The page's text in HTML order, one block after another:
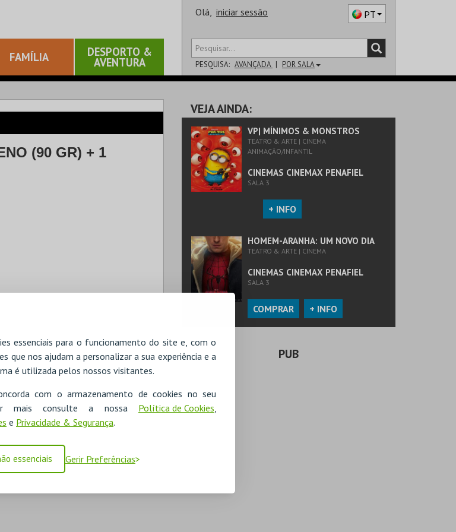
essenciais para o funcionamento do site e, com o
que nos ajudam a personalizar a sua experiência e a
é utilizada pelos nossos visitantes.
com o armazenamento de cookies no seu
mais consulte a nossa Política de Cookies
e Privacidade & Segurança.
essenciais Gerir Preferências
FAMÍLIA DESPORTO &
AVENTURA
Olá, iniciar sessão PT
PESQUISA: AVANÇADA POR SALA
SALA
(90 GR) + 1
VEJA AINDA:
VP| MÍNIMOS & MONSTROS
TEATRO & ARTE | CINEMA
ANIMAÇÃO/INFANTIL
CINEMAS CINEMAX PENAFIEL
SALA 3
+ INFO
HOMEM-ARANHA: UM NOVO DIA
TEATRO & ARTE | CINEMA
CINEMAS CINEMAX PENAFIEL
SALA 3
COMPRAR + INFO
PUB